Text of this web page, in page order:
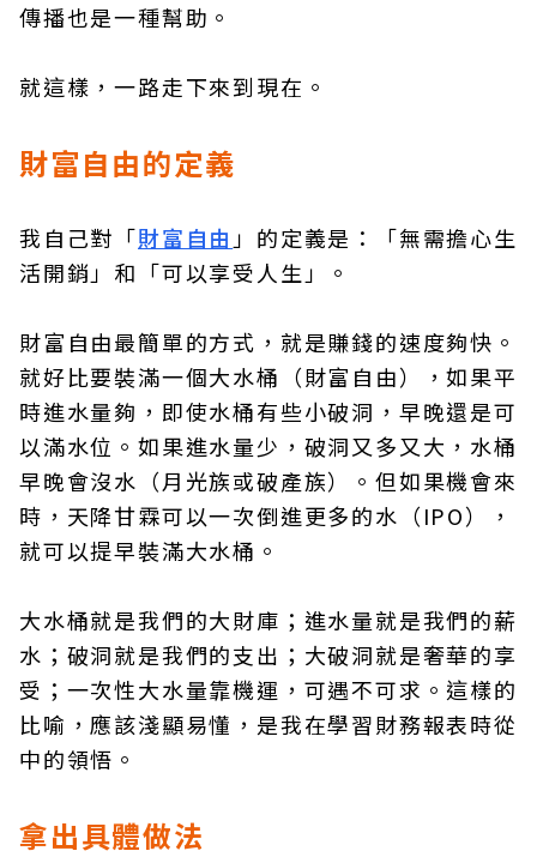
傳播也是一種幫助。
就這樣，一路走下來到現在。
財富自由的定義
我自己對「財富自由 」的定義是：「無需擔心生
活開銷」和「可以享受人生」。
財富自由最簡單的方式，就是賺錢的速度夠快。
就好比要裝滿一個大水桶（財富自由），如果平
時進水量夠，即使水桶有些小破洞，早晚還是可
以滿水位。如果進水量少，破洞又多又大，水桶
早晚會沒水（月光族或破產族）。但如果機會來
時，天降甘霖可以一次倒進更多的水（IPO），
就可以提早裝滿大水桶。
大水桶就是我們的大財庫；進水量就是我們的薪
水；破洞就是我們的支出；大破洞就是奢華的享
受；一次性大水量靠機運，可遇不可求。這樣的
比喻，應該淺顯易懂，是我在學習財務報表時從
中的領悟。
拿出具體做法